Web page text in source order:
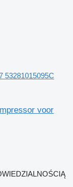
53281015095C
voor